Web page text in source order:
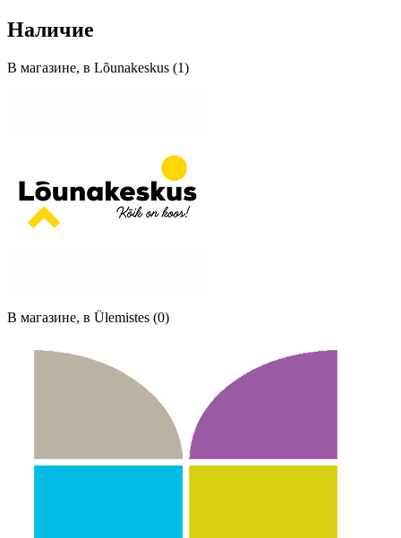
Наличие
В магазине, в Lõunakeskus (1)
В магазине, в Ülemistes (0)